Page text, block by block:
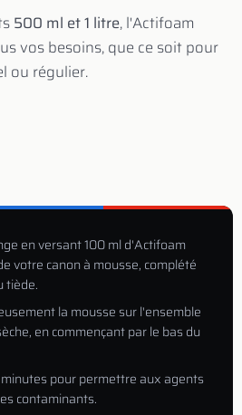
500 ml et 1 litre, l'Actifoam
vos besoins, que ce soit pour
ou régulier.
en versant 100 ml d'Actifoam
votre canon à mousse, complété
tiède.
la mousse sur l'ensemble
en commençant par le bas du
pour permettre aux agents
contaminants.